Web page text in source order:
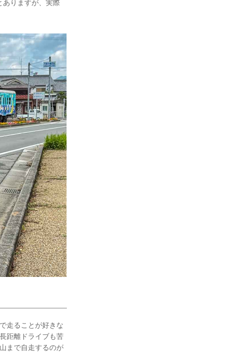
りますが、実際
走ることが好きな
距離ドライブも苦
まで自走するのが